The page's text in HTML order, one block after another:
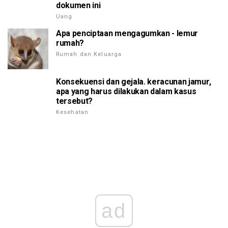
dokumen ini
Uang
Apa penciptaan mengagumkan - lemur
rumah?
Rumah dan Keluarga
Konsekuensi dan gejala. keracunan jamur,
apa yang harus dilakukan dalam kasus
tersebut?
Kesehatan
ad